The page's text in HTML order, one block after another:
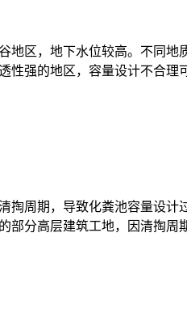
区，地下水位较高。不同
强的地区，容量设计不合
周期，导致化粪池容量设
分高层建筑工地，因清掏